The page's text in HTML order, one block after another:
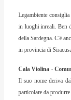
Legambiente consiglia
in luoghi inreali. Ben
della Sardegna. C'è
in provincia di
Cala Violina -
Il suo nome deriva
particolare da